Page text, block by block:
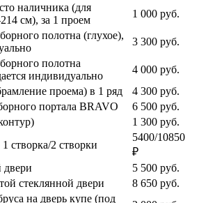
наличника (для
см), за 1 проем
1 000 руб.
полотна (глухое),
3 300 руб.
полотна
индивидуально
4 000 руб.
проема) в 1 ряд
4 300 руб.
портала BRAVO
6 500 руб.
1 300 руб.
створка/2 створки
5400/10850
₽
двери
5 500 руб.
стеклянной двери
8 650 руб.
на дверь купе (под